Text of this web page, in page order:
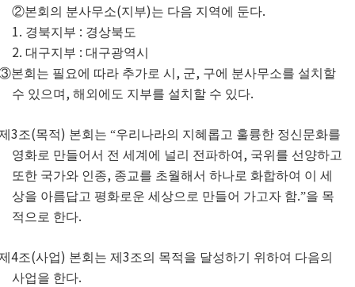
②본회의 분사무소(지부)는 다음 지역에 둔다.
1. 경북지부 : 경상북도
2. 대구지부 : 대구광역시
본회는 필요에 따라 추가로 시 , 군, 구에 분사무소를 설치할
수 있으며 , 해외에도 지부를 설치할 수 있다.
3조(목적) 본회는“우리나라의 지혜롭고 훌륭한 정신문화를
영화로 만들어서 전 세계에 널리 전파하여 , 국위를 선양하고
또한 국가와 인종, 종교를 초월해서 하나로 화합하여 이 세
상을 아름답고 평화로운 세상으로 만들어 가고자 함.”을 목
적으로 한다.
4조(사업) 본회는 제3조의 목적을 달성하기 위하여 다음의
사업을 한다.